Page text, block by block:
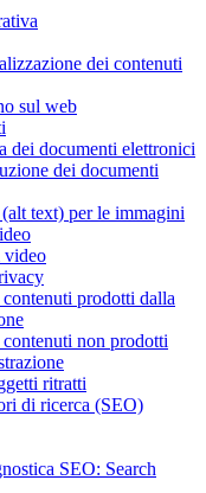
dei contenuti
sul web
dei documenti elettronici
dei documenti
text) per le immagini
video
prodotti dalla
non prodotti
ritratti
di ricerca (SEO)
SEO: Search